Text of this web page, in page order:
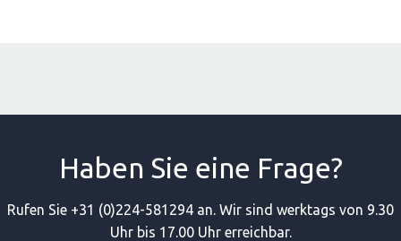
Haben Sie eine Frage?
Rufen Sie +31 (0)224-581294 an. Wir sind werktags von 9.30
Uhr bis 17.00 Uhr erreichbar.